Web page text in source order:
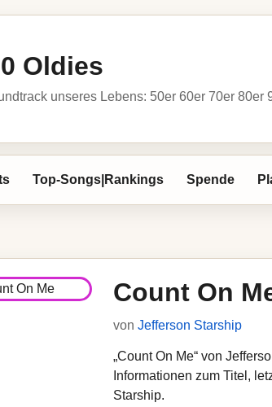
Oldies
unseres Lebens: 50er 60er 70er 80er
Top-Songs|Rankings Spende
Count On
von Jefferson Starship
„Count On Me“ von
Informationen zum Titel,
Starship.